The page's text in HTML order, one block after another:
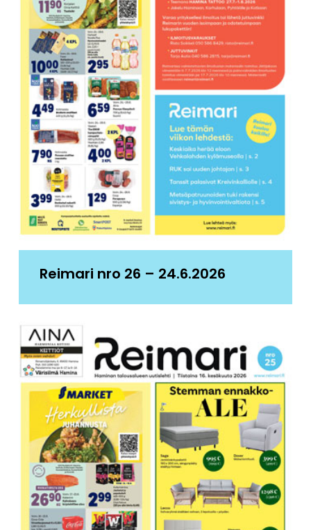
Reimari nro 26 – 24.6.2026